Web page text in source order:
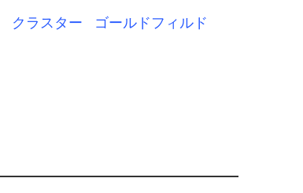
クラスター
ゴールドフィルド